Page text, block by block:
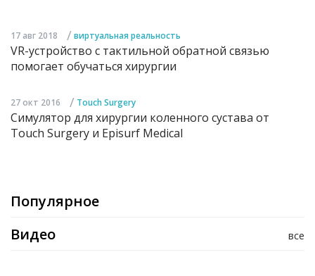
17 авг 2018 / виртуальная реальность
VR-устройство с тактильной обратной связью
помогает обучаться хирургии
27 окт 2016 / Touch Surgery
Симулятор для хирургии коленного сустава от
Touch Surgery и Episurf Medical
Популярное
все
Видео